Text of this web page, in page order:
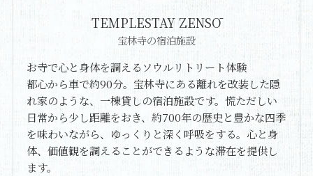
TEMPLESTAY ZENSŌ
宝林寺の宿泊施設
お寺で心と身体を調えるソウルリトリート体験
都心から車で約90分。宝林寺にある離れを改装した隠
れ家のような、一棟貸しの宿泊施設です。慌ただしい
日常から少し距離をおき、約700年の歴史と豊かな四季
を味わいながら、ゆっくりと深く呼吸をする。心と身
体、価値観を調えることができるような滞在を提供し
ます。